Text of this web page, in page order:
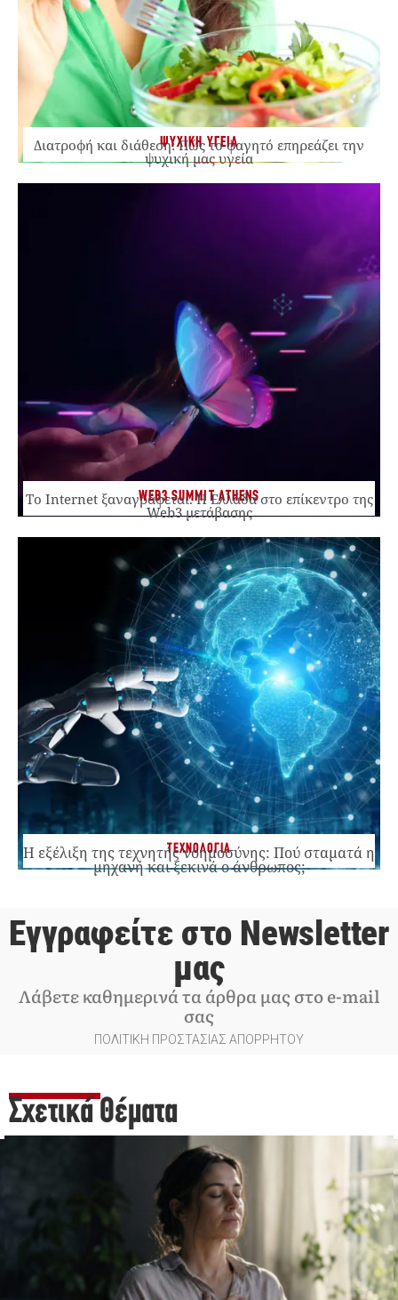
ΨΥΧΙΚΗ ΥΓΕΙΑ
Διατροφή και διάθεση: Πώς το φαγητό επηρεάζει την
ψυχική μας υγεία
WEB3 SUMMIT ATHENS
Το Internet ξαναγράφεται. Η Ελλάδα στο επίκεντρο της
Web3 μετάβασης
ΤΕΧΝΟΛΟΓΙΑ
Η εξέλιξη της τεχνητής νοημοσύνης: Πού σταματά η
μηχανή και ξεκινά ο άνθρωπος;
Εγγραφείτε στο Newsletter
μας
Λάβετε καθημερινά τα άρθρα μας στο e-mail
σας
ΠΟΛΙΤΙΚΗ ΠΡΟΣΤΑΣΙΑΣ ΑΠΟΡΡΗΤΟΥ
Σχετικά Θέματα